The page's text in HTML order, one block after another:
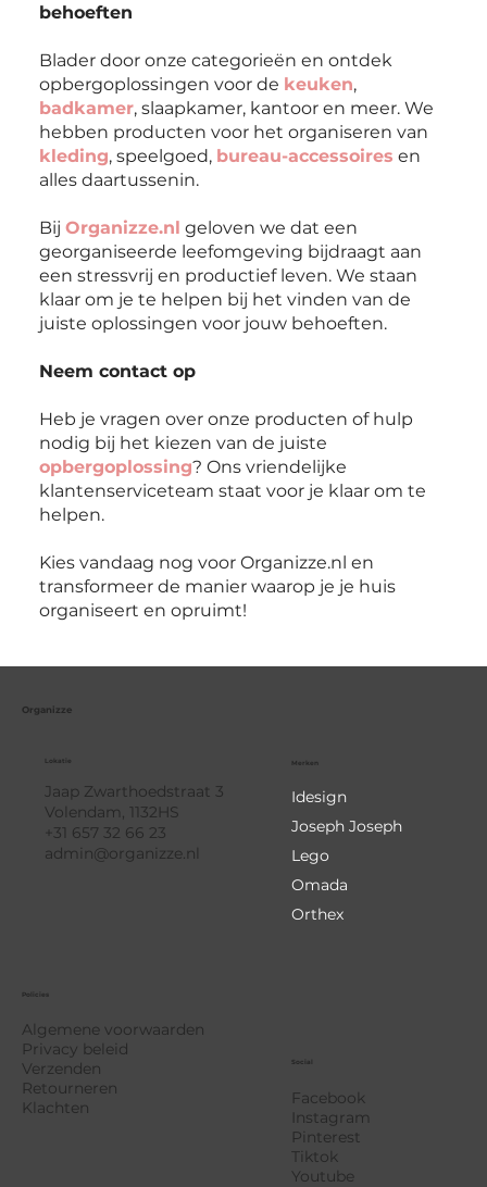
behoeften
Blader door onze categorieën en ontdek
opbergoplossingen voor de keuken,
badkamer, slaapkamer, kantoor en meer. We
hebben producten voor het organiseren van
kleding, speelgoed, bureau-accessoires en
alles daartussenin.
Bij Organizze.nl geloven we dat een
georganiseerde leefomgeving bijdraagt aan
een stressvrij en productief leven. We staan
klaar om je te helpen bij het vinden van de
juiste oplossingen voor jouw behoeften.
Neem contact op
Heb je vragen over onze producten of hulp
nodig bij het kiezen van de juiste
opbergoplossing? Ons vriendelijke
klantenserviceteam staat voor je klaar om te
helpen.
Kies vandaag nog voor Organizze.nl en
transformeer de manier waarop je je huis
organiseert en opruimt!
Organizze
Jaap Zwarthoedstraat 3
Volendam, 1132HS
+31 657 32 66 23
admin@organizze.nl
Lokatie Merken
Idesign
Joseph Joseph
Lego
Omada
Orthex
Policies
Algemene voorwaarden
Privacy beleid
Verzenden
Retourneren
Klachten
Facebook
Instagram
Pinterest
Tiktok
Youtube
Social